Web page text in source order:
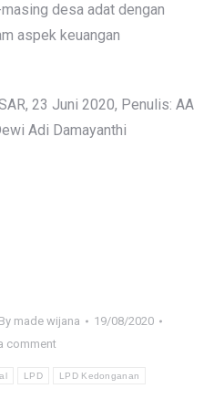
desa adat dengan
aspek keuangan
23 Juni 2020, Penulis: AA
Adi Damayanthi
By made wijana
19/08/2020
comment
LPD LPD Kedonganan